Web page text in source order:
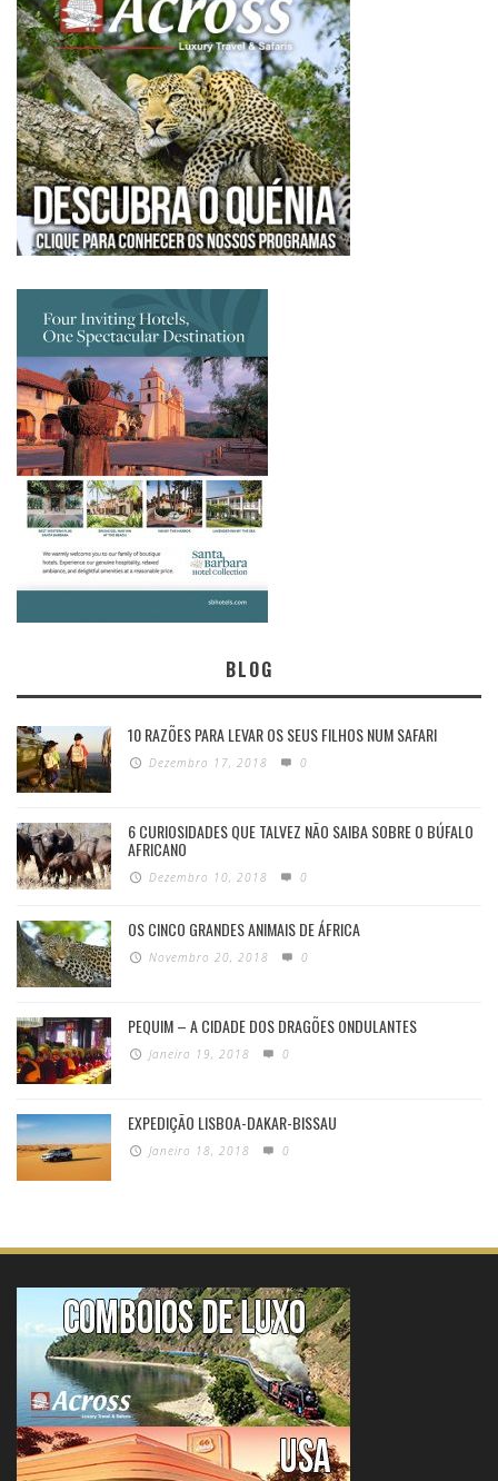
BLOG
10 RAZÕES PARA LEVAR OS SEUS FILHOS NUM SAFARI
Dezembro 17, 2018 0
6 CURIOSIDADES QUE TALVEZ NÃO SAIBA SOBRE O BÚFALO
AFRICANO
Dezembro 10, 2018 0
OS CINCO GRANDES ANIMAIS DE ÁFRICA
Novembro 20, 2018 0
PEQUIM – A CIDADE DOS DRAGÕES ONDULANTES
Janeiro 19, 2018 0
EXPEDIÇÃO LISBOA-DAKAR-BISSAU
Janeiro 18, 2018 0